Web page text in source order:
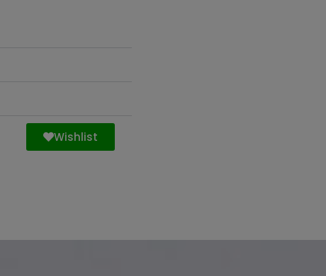
Wishlist